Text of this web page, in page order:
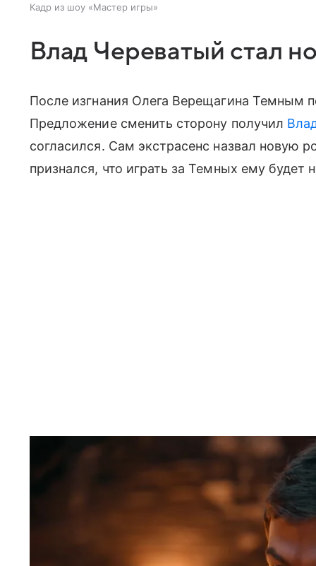
Кадр из шоу «Мастер игры»
Влад Череватый стал
После изгнания Олега Верещагина Темным
Предложение сменить сторону получил
согласился. Сам экстрасенс назвал новую
признался, что играть за Темных ему будет